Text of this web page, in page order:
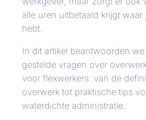
alle uren uitbetaald krijgt waar
hebt.
In dit artikel beantwoorden
gestelde vragen over
voor flexwerkers: van de
overwerk tot praktische tips
waterdichte administratie.